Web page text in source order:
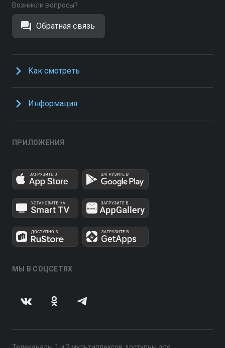
Возникли вопросы?
Обратная связь
Как смотреть
Информация
ПРИЛОЖЕНИЯ
МЫ В СОЦСЕТЯХ